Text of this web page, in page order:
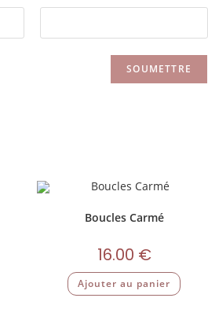
Boucles Carmé
16.00 €
Ajouter au panier